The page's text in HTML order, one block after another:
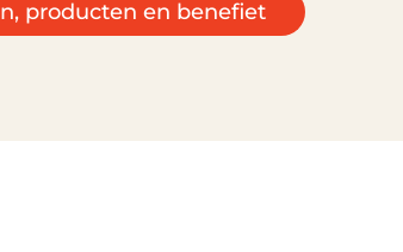
producten en benefiet